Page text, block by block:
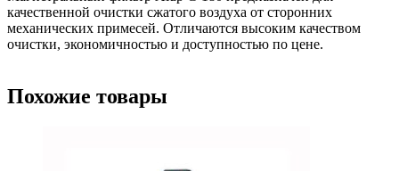
качественной очистки сжатого воздуха от сторонних
механических примесей. Отличаются высоким качеством
очистки, экономичностью и доступностью по цене.
Похожие товары